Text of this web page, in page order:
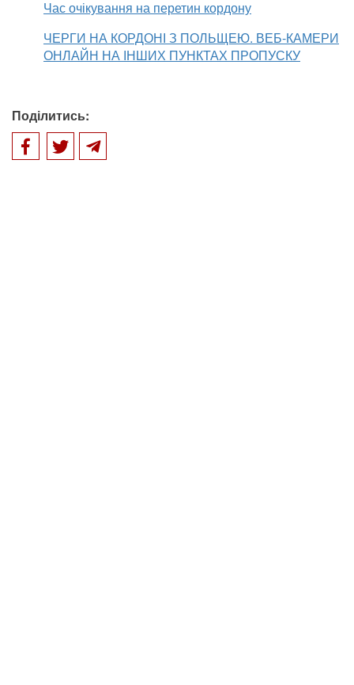
Час очікування на перетин кордону
ЧЕРГИ НА КОРДОНІ З ПОЛЬЩЕЮ. ВЕБ-КАМЕРИ
ОНЛАЙН НА ІНШИХ ПУНКТАХ ПРОПУСКУ
Поділитись: